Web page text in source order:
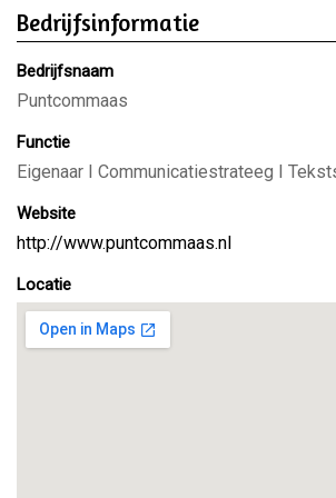
Bedrijfsinformatie
Bedrijfsnaam
Puntcommaas
Functie
Eigenaar I Communicatiestrateeg I
Website
http://www.puntcommaas.nl
Locatie